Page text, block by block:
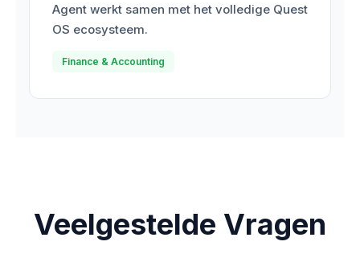
Agent werkt samen met het volledige Quest
OS ecosysteem.
Finance & Accounting
Veelgestelde Vragen